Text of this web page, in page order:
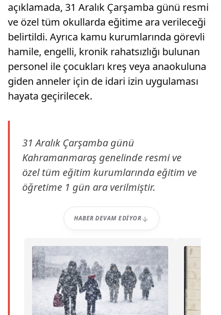
açıklamada, 31 Aralık Çarşamba günü resmi
ve özel tüm okullarda eğitime ara verileceği
belirtildi. Ayrıca kamu kurumlarında görevli
hamile, engelli, kronik rahatsızlığı bulunan
personel ile çocukları kreş veya anaokuluna
giden anneler için de idari izin uygulaması
hayata geçirilecek.
31 Aralık Çarşamba günü
Kahramanmaraş genelinde resmi ve
özel tüm eğitim kurumlarında eğitim ve
öğretime 1 gün ara verilmiştir.
HABER DEVAM EDIYOR